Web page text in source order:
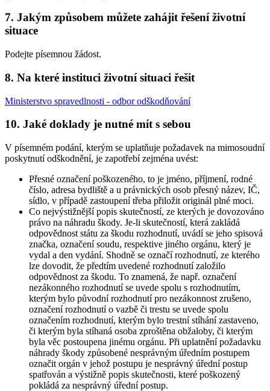
7. Jakým způsobem můžete zahájit řešení životní
situace
Podejte písemnou žádost.
8. Na které instituci životní situaci řešit
Ministerstvo spravedlnosti - odbor odškodňování
10. Jaké doklady je nutné mít s sebou
V písemném podání, kterým se uplatňuje požadavek na mimosoudní
poskytnutí odškodnění, je zapotřebí zejména uvést:
Přesné označení poškozeného, to je jméno, příjmení, rodné
číslo, adresa bydliště a u právnických osob přesný název, IČ,
sídlo, v případě zastoupení třeba přiložit originál plné moci.
Co nejvýstižnější popis skutečností, ze kterých je dovozováno
právo na náhradu škody. Je-li skutečností, která zakládá
odpovědnost státu za škodu rozhodnutí, uvádí se jeho spisová
značka, označení soudu, respektive jiného orgánu, který je
vydal a den vydání. Shodně se označí rozhodnutí, ze kterého
lze dovodit, že předtím uvedené rozhodnutí založilo
odpovědnost za škodu. To znamená, že např. označení
nezákonného rozhodnutí se uvede spolu s rozhodnutím,
kterým bylo původní rozhodnutí pro nezákonnost zrušeno,
označení rozhodnutí o vazbě či trestu se uvede spolu
označením rozhodnutí, kterým bylo trestní stíhání zastaveno,
či kterým byla stíhaná osoba zproštěna obžaloby, či kterým
byla věc postoupena jinému orgánu. Při uplatnění požadavku
náhrady škody způsobené nesprávným úředním postupem
označit orgán v jehož postupu je nesprávný úřední postup
spatřován a výstižně popis skutečnosti, které poškozený
pokládá za nesprávný úřední postup.